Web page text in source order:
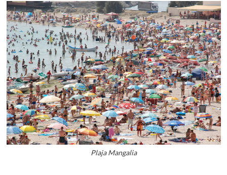
Plaja Mangalia